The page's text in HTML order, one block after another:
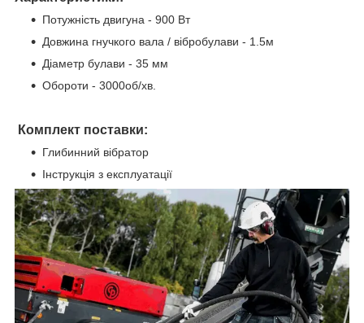
Потужність двигуна - 900 Вт
Довжина гнучкого вала / вібробулави - 1.5м
Діаметр булави - 35 мм
Обороти - 3000об/хв.
Комплект поставки:
Глибинний вібратор
Інструкція з експлуатації